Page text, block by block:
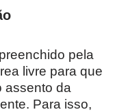
pela
livre para que
assento da
Para isso,